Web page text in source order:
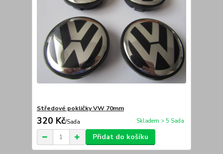
Středové pokličky VW 70mm
320 Kč/Sada Skladem > 5 Sada
Přidat do košíku